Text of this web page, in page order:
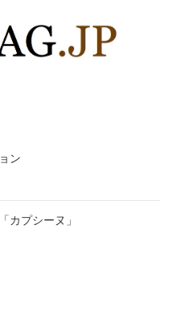
ン
カプシーヌ」